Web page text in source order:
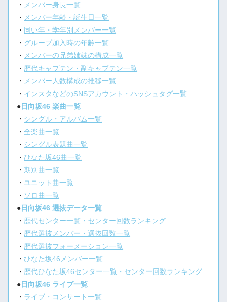
・ メンバー身長一覧
・ メンバー年齢・誕生日一覧
・ 同い年・学年別メンバー一覧
・ グループ加入時の年齢一覧
・ メンバーの兄弟姉妹の構成一覧
・ 歴代キャプテン・副キャプテン一覧
・ メンバー人数構成の推移一覧
・ インスタなどのSNSアカウント・ハッシュタグ一覧
● 日向坂46 楽曲一覧
・ シングル・アルバム一覧
・全楽曲一覧
・ シングル表題曲一覧
・ひなた坂46曲一覧
・期別曲一覧
・ユニット曲一覧
・ ソロ曲一覧
● 日向坂46 選抜データ一覧
・ 歴代センター一覧・センター回数ランキング
・ 歴代選抜メンバー・選抜回数一覧
・ 歴代選抜フォーメーション一覧
・ひなた坂46メンバー一覧
・ 歴代ひなた坂46センター一覧・センター回数ランキング
● 日向坂46 ライブ一覧
・ ライブ・コンサート一覧